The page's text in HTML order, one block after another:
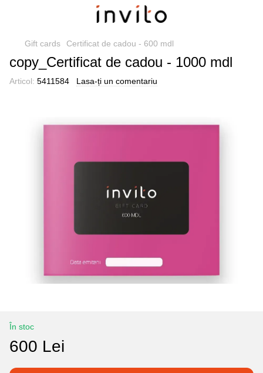
Gift cards Certificat de cadou - 600 mdl
copy_Certificat de cadou - 1000 mdl
Articol: 5411584 Lasa-ți un comentariu
În stoc
600 Lei